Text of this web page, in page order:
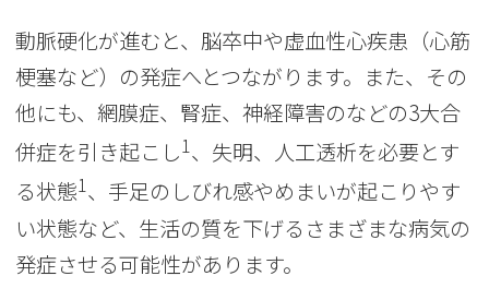
動脈硬化が進むと、脳卒中や虚血性心疾患（心筋
梗塞など）の発症へとつながります。また、その
他にも、網膜症、腎症、神経障害のなどの3大合
併症を引き起こし1、失明、人工透析を必要とす
る状態1、手足のしびれ感やめまいが起こりやす
い状態など、生活の質を下げるさまざまな病気の
発症させる可能性があります。